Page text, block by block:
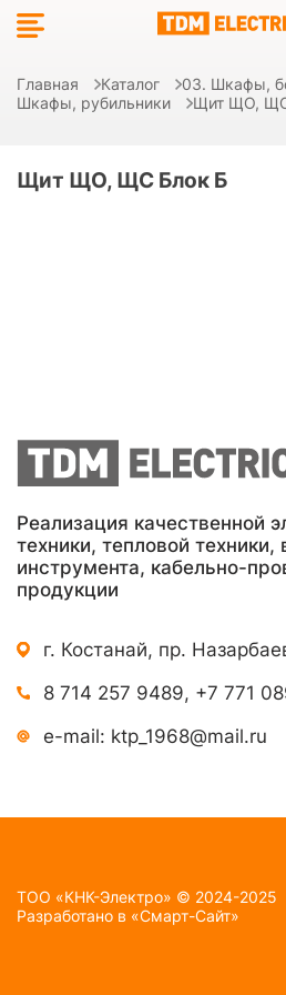
Главная Каталог
03. Шкафы,
Шкафы, рубильники
Щит ЩО,
Щит ЩО, ЩС Блок Б
Реализация качественной
техники, тепловой техники,
инструмента, кабельно-
продукции
г. Костанай, пр.
8 714 257 9489, +7 771
e-mail: ktp_1968@mail.ru
TOO «КНК-Электро» © 2024-2025
Разработано в «Смарт-Сайт»